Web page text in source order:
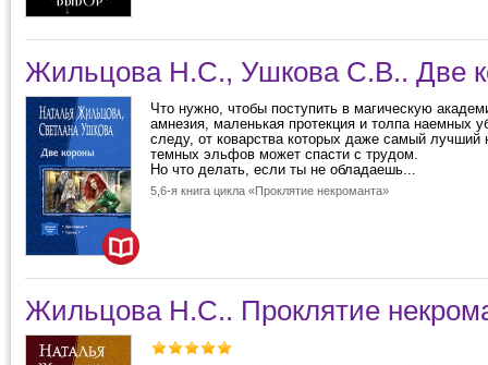
Жильцова Н.С., Ушкова С.В.. Две
Что нужно, чтобы поступить в магическую
амнезия, маленькая протекция и толпа наемных
следу, от коварства которых даже самый лучший
темных эльфов может спасти с трудом.
Но что делать, если ты не обладаешь...
5,6-я книга цикла «Проклятие некроманта»
Жильцова Н.С.. Проклятие